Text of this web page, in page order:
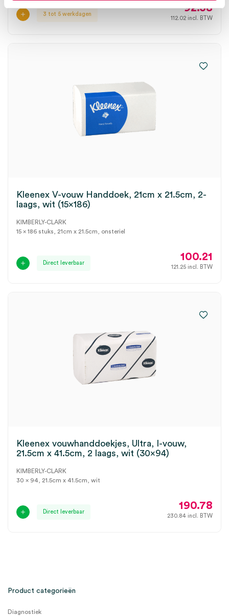
3 tot 5 werkdagen
92.58
112.02 incl. BTW
Kleenex V-vouw Handdoek, 21cm x 21.5cm, 2-
laags, wit (15×186)
KIMBERLY-CLARK
15 x 186 stuks, 21cm x 21.5cm, onsteriel
Direct leverbaar
100.21
121.25 incl. BTW
Kleenex vouwhanddoekjes, Ultra, I-vouw,
21.5cm x 41.5cm, 2 laags, wit (30×94)
KIMBERLY-CLARK
30 x 94, 21.5cm x 41.5cm, wit
Direct leverbaar
190.78
230.84 incl. BTW
Product categorieën
Diagnostiek